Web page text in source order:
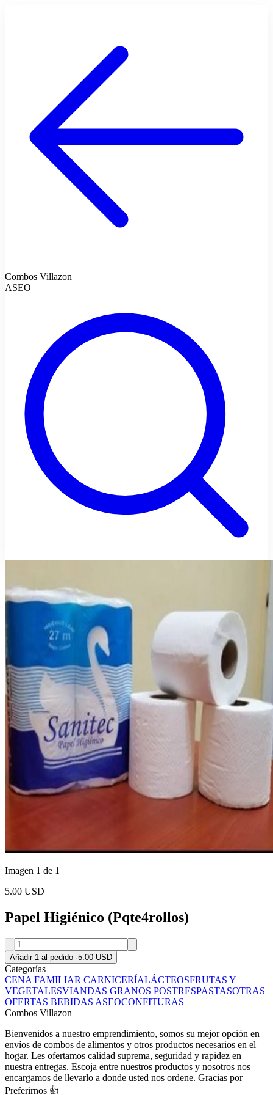
Combos Villazon
ASEO
Imagen 1 de 1
5.00 USD
Papel Higiénico (Pqte4rollos)
Añadir 1 al pedido ·5.00 USD
Categorías
CENA FAMILIAR CARNICERÍALÁCTEOSFRUTAS Y
VEGETALESVIANDAS GRANOS POSTRESPASTASOTRAS
OFERTAS BEBIDAS ASEOCONFITURAS
Combos Villazon
Bienvenidos a nuestro emprendimiento, somos su mejor opción en
envíos de combos de alimentos y otros productos necesarios en el
hogar. Les ofertamos calidad suprema, seguridad y rapidez en
nuestra entregas. Escoja entre nuestros productos y nosotros nos
encargamos de llevarlo a donde usted nos ordene. Gracias por
Preferirnos 👍